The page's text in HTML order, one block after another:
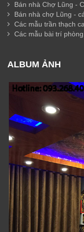
Bán nhà Chợ Lũng -
Bán nhà chợ Lũng -
Các mẫu trần thạch
Các mẫu bài trí
ALBUM ẢNH